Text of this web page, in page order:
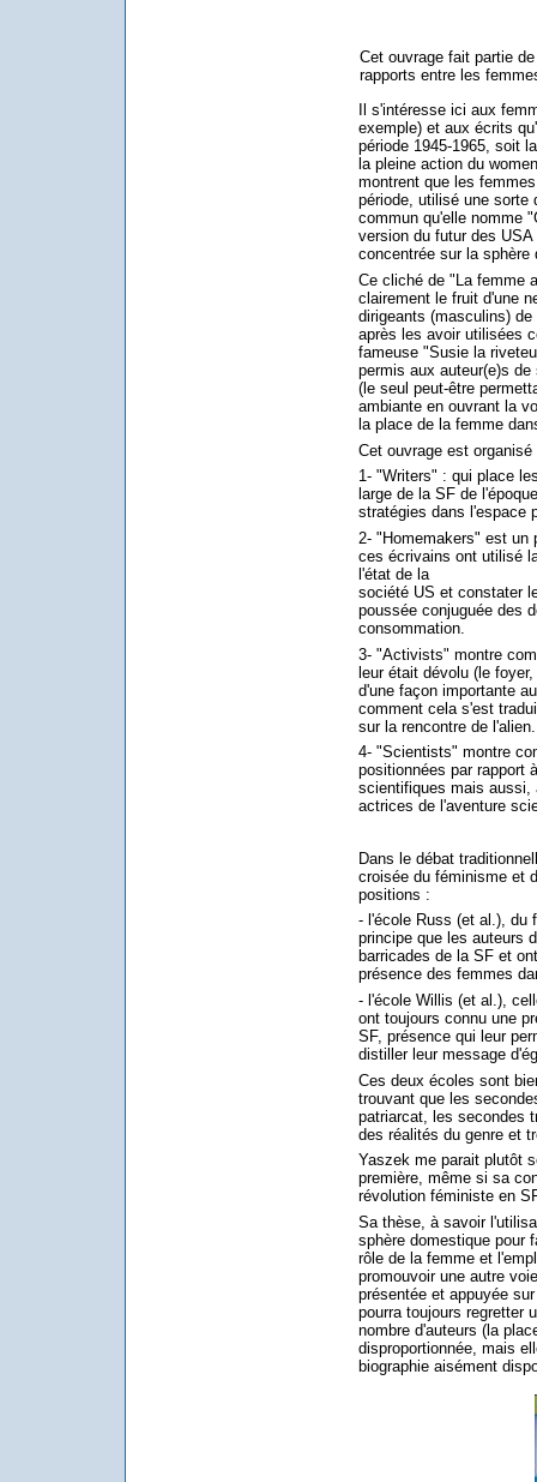
Cet ouvrage fait partie
rapports entre les
Il s'intéresse ici aux
exemple) et aux écrits
période 1945-1965, soit
la pleine action du
montrent que les
période, utilisé une sorte
commun qu'elle nomme
version du futur des
concentrée sur la sphère
Ce cliché de "La femme
clairement le fruit d'une
dirigeants (masculins)
après les avoir utilisées
fameuse "Susie la
permis aux auteur(e)s
(le seul peut-être
ambiante en ouvrant la
la place de la femme
Cet ouvrage est
1- "Writers" : qui place
large de la SF de
stratégies dans l'espace
2- "Homemakers" est un
ces écrivains ont utilisé
l'état de la
société US et constater
poussée conjuguée des
consommation.
3- "Activists" montre
leur était dévolu (le
d'une façon importante
comment cela s'est
sur la rencontre de l'alien.
4- "Scientists" montre
positionnées par rapport
scientifiques mais aussi,
actrices de l'aventure
Dans le débat
croisée du féminisme et
positions :
- l'école Russ (et al.), du
principe que les auteurs
barricades de la SF et
présence des femmes
- l'école Willis (et al.),
ont toujours connu une
SF, présence qui leur
distiller leur message
Ces deux écoles sont
trouvant que les
patriarcat, les secondes
des réalités du genre et
Yaszek me parait plutôt
première, même si sa
révolution féministe en
Sa thèse, à savoir
sphère domestique pour
rôle de la femme et
promouvoir une autre
présentée et appuyée
pourra toujours regretter
nombre d'auteurs (la
disproportionnée, mais
biographie aisément